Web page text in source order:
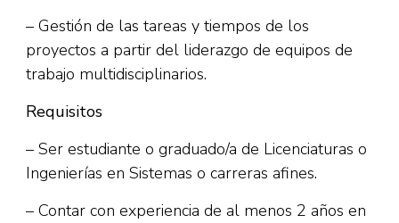
– Gestión de las tareas y tiempos de los
proyectos a partir del liderazgo de equipos de
trabajo multidisciplinarios.
Requisitos
– Ser estudiante o graduado/a de Licenciaturas o
Ingenierías en Sistemas o carreras afines.
– Contar con experiencia de al menos 2 años en